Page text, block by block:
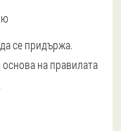
се придържа.
на правилата